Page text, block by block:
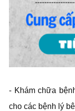
- Khám chữa
cho các bệnh lý